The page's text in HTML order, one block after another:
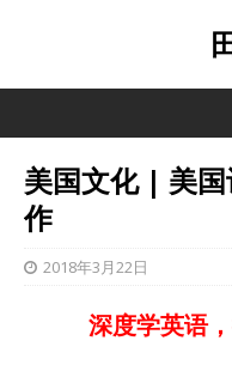
美国文化 | 美
作
2018年3月22日
深度学英语